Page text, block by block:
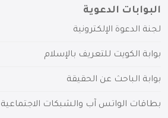
البوابات الدعوية
لجنة الدعوة الإلكترونية
بوابة الكويت للتعريف بالإسلام
بوابة الباحث عن الحقيقة
بطاقات الواتس آب والشبكات الاجتماعية